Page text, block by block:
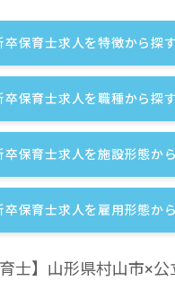
卒保育士求人を特徴から探す
卒保育士求人を職種から探す
卒保育士求人を施設形態か
卒保育士求人を雇用形態か
育士】山形県村山市×